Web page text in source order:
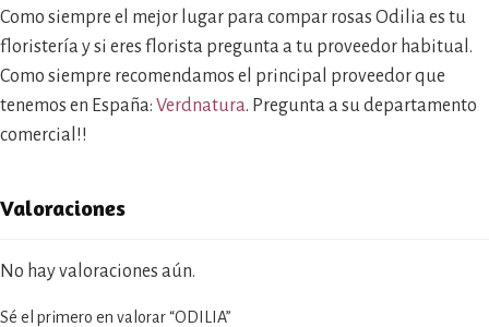
Como siempre el mejor lugar para compar rosas Odilia es tu
floristería y si eres florista pregunta a tu proveedor habitual.
Como siempre recomendamos el principal proveedor que
tenemos en España: Verdnatura. Pregunta a su departamento
comercial!!
Valoraciones
No hay valoraciones aún.
Sé el primero en valorar “ODILIA”